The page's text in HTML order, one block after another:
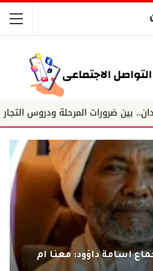
الدولية د/أميرة كمال م...
اسامة داؤود: معنا ام